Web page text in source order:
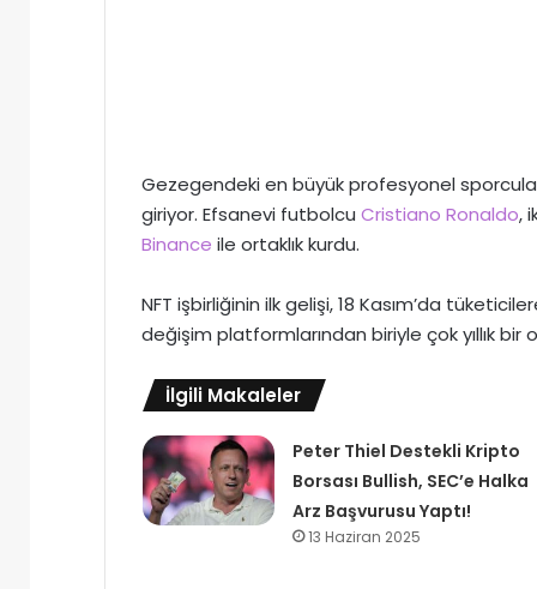
Gezegendeki en büyük profesyonel
giriyor. Efsanevi futbolcu Cristiano Ronaldo,
Binance ile ortaklık kurdu.
NFT işbirliğinin ilk gelişi, 18 Kasım’da
değişim platformlarından biriyle çok yıllık bir
İlgili Makaleler
Peter Thiel Destekli Kripto
Borsası Bullish, SEC’e Halka
Arz Başvurusu Yaptı!
13 Haziran 2025